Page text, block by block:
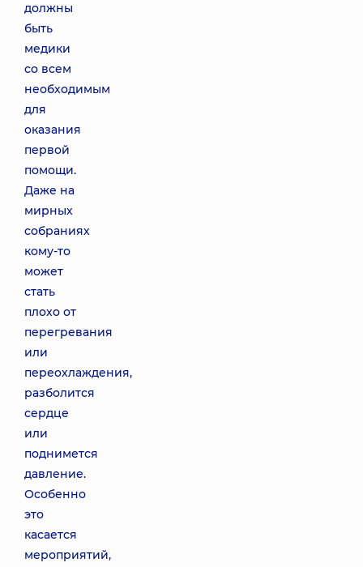
должны
быть
медики
со всем
необходимым
для
оказания
первой
помощи.
Даже на
мирных
собраниях
кому-то
может
стать
плохо от
перегревания
или
переохлаждения,
разболится
сердце
или
поднимется
давление.
Особенно
это
касается
мероприятий,